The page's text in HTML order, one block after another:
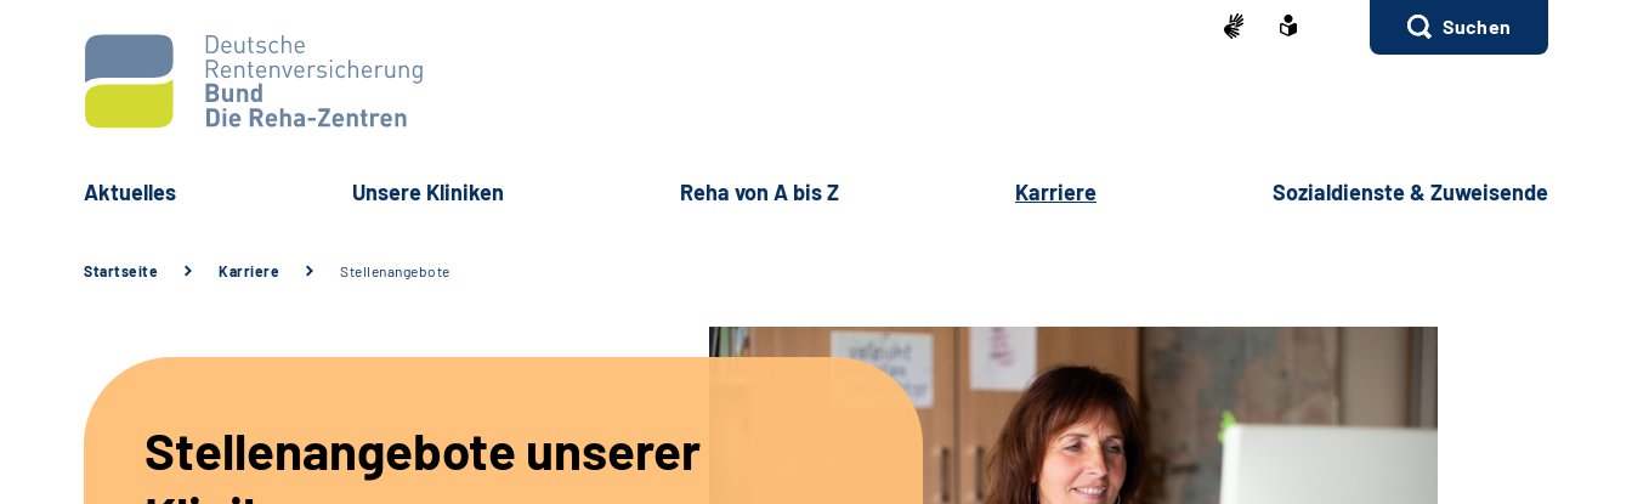
Suchen
Aktuelles Unsere Kliniken Reha von A bis Z Karriere Sozialdienste & Zuweisende
Startseite Karriere Stellenangebote
Stellenangebote unserer